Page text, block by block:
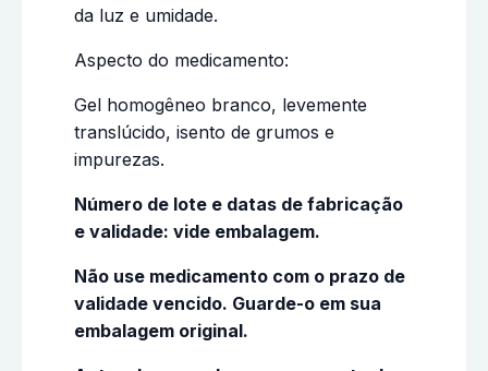
da luz e umidade.
Aspecto do medicamento:
Gel homogêneo branco, levemente
translúcido, isento de grumos e
impurezas.
Número de lote e datas de fabricação
e validade: vide embalagem.
Não use medicamento com o prazo de
validade vencido. Guarde-o em sua
embalagem original.